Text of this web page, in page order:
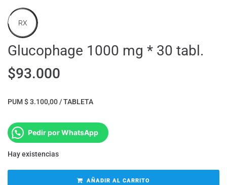
RX
Glucophage 1000 mg * 30 tabl.
$93.000
PUM $ 3.100,00 / TABLETA
Pedir por WhatsApp
Hay existencias
AÑADIR AL CARRITO